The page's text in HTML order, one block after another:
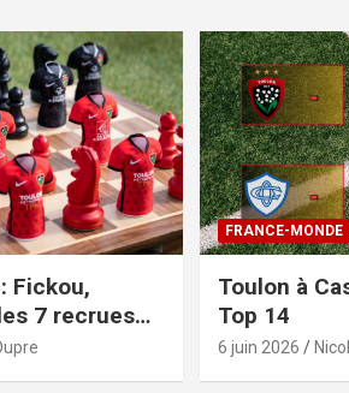
Fickou,
7 recrues
FRANCE-MONDE
Toulon à
Top 14
6 juin 2026